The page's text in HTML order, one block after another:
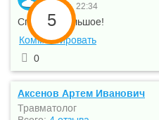
5
1 июля, 22:34
Спасибо большое!
Комментировать
0
Аксенов Артем Иванович
Травматолог